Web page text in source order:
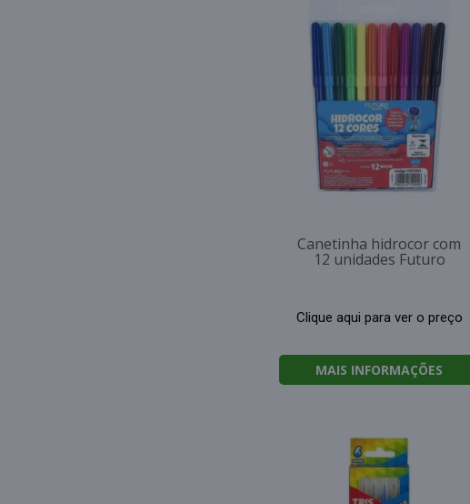
Canetinha hidrocor com
12 unidades Futuro
Clique aqui para ver o preço
MAIS INFORMAÇÕES